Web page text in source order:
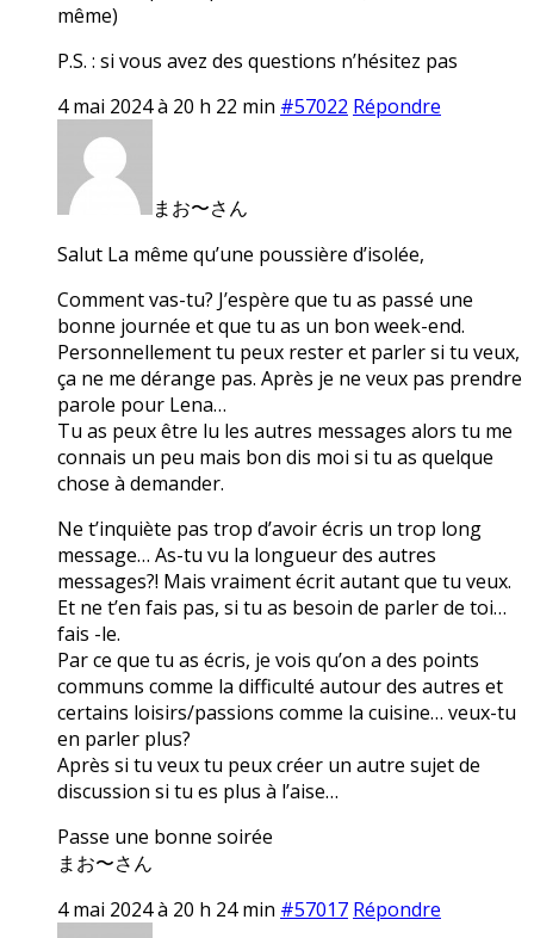
même)
P.S. : si vous avez des questions n’hésitez pas
4 mai 2024 à 20 h 22 min #57022 Répondre
まお〜さん
Salut La même qu’une poussière d’isolée,
Comment vas-tu? J’espère que tu as passé une
bonne journée et que tu as un bon week-end.
Personnellement tu peux rester et parler si tu veux,
ça ne me dérange pas. Après je ne veux pas prendre
parole pour Lena…
Tu as peux être lu les autres messages alors tu me
connais un peu mais bon dis moi si tu as quelque
chose à demander.
Ne t’inquiète pas trop d’avoir écris un trop long
message… As-tu vu la longueur des autres
messages?! Mais vraiment écrit autant que tu veux.
Et ne t’en fais pas, si tu as besoin de parler de toi…
fais -le.
Par ce que tu as écris, je vois qu’on a des points
communs comme la difficulté autour des autres et
certains loisirs/passions comme la cuisine… veux-tu
en parler plus?
Après si tu veux tu peux créer un autre sujet de
discussion si tu es plus à l’aise…
Passe une bonne soirée
まお〜さん
4 mai 2024 à 20 h 24 min #57017 Répondre